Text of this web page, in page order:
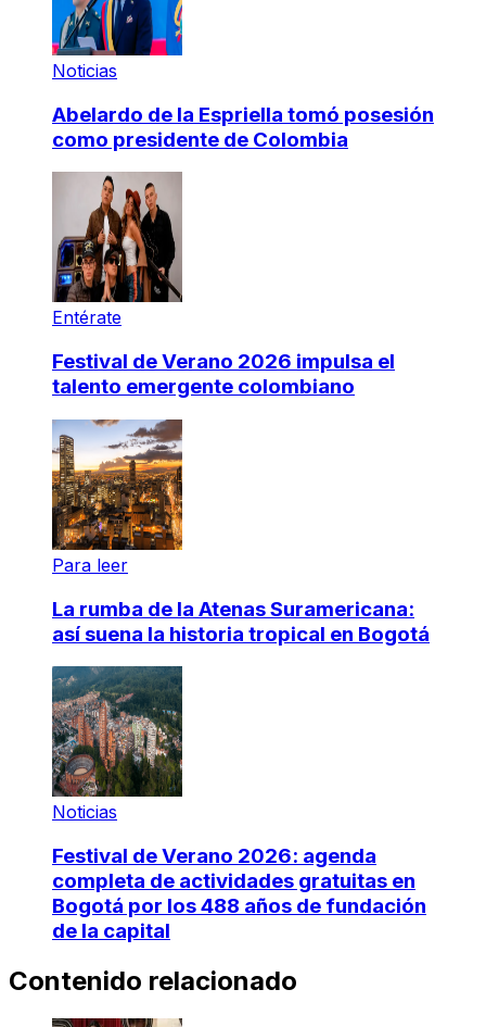
Noticias
Abelardo de la Espriella tomó posesión
como presidente de Colombia
Entérate
Festival de Verano 2026 impulsa el
talento emergente colombiano
Para leer
La rumba de la Atenas Suramericana:
así suena la historia tropical en Bogotá
Noticias
Festival de Verano 2026: agenda
completa de actividades gratuitas en
Bogotá por los 488 años de fundación
de la capital
Contenido relacionado